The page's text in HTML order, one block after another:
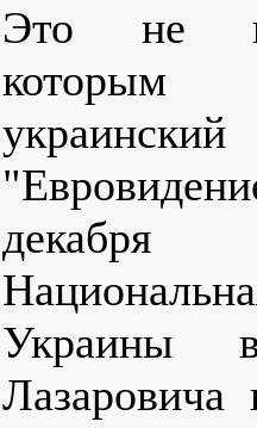
Это не
которым
Украины
Лазаровича